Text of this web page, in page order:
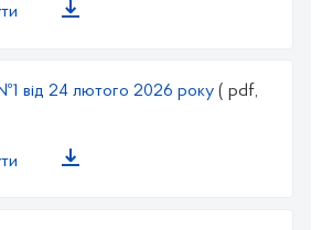
від 24 лютого 2026 року ( pdf,